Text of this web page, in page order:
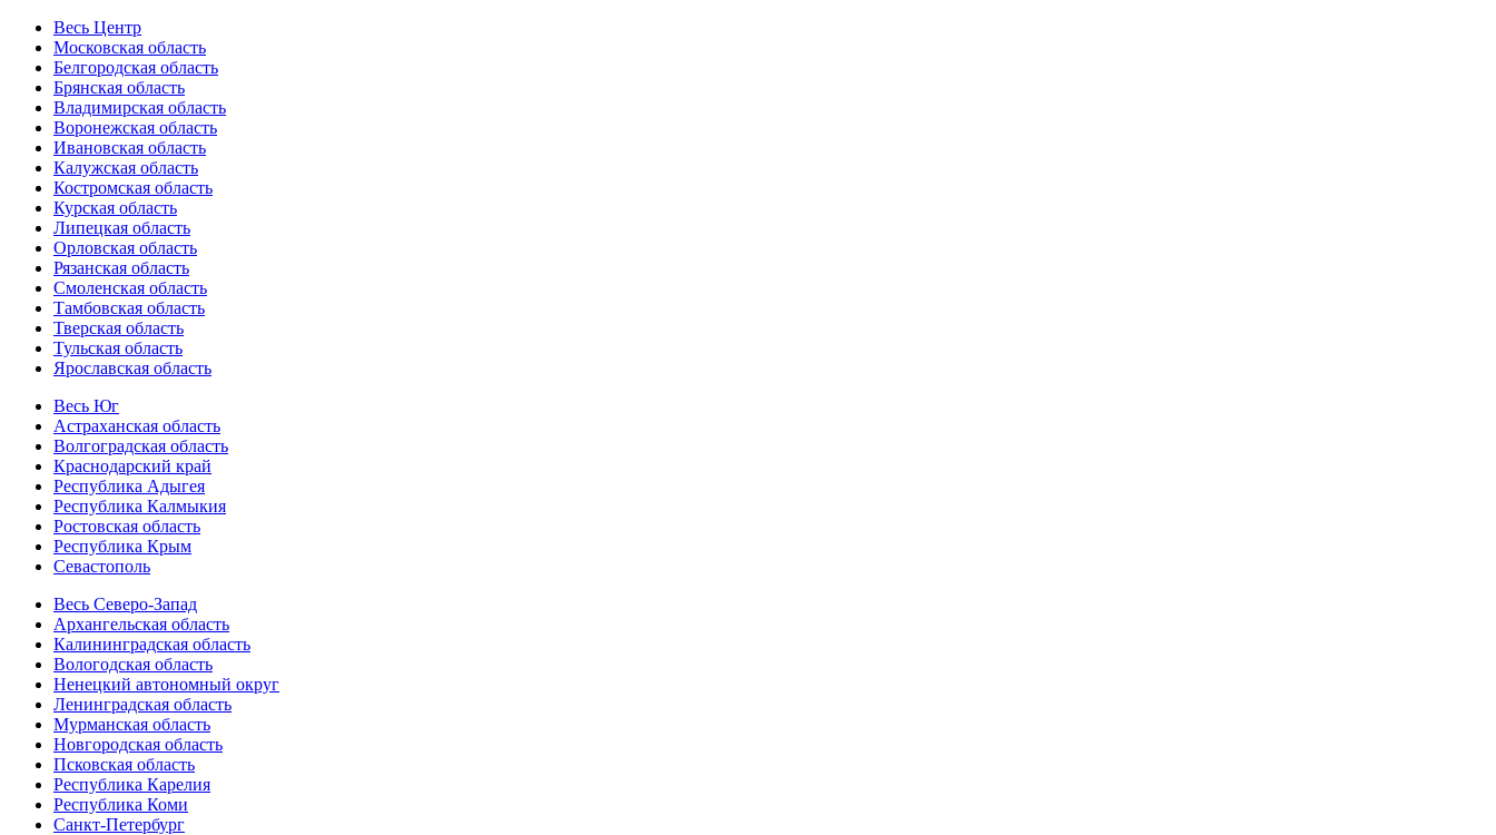
Весь Центр
Московская область
Белгородская область
Брянская область
Владимирская область
Воронежская область
Ивановская область
Калужская область
Костромская область
Курская область
Липецкая область
Орловская область
Рязанская область
Смоленская область
Тамбовская область
Тверская область
Тульская область
Ярославская область
Весь Юг
Астраханская область
Волгоградская область
Краснодарский край
Республика Адыгея
Республика Калмыкия
Ростовская область
Республика Крым
Севастополь
Весь Северо-Запад
Архангельская область
Калининградская область
Вологодская область
Ненецкий автономный округ
Ленинградская область
Мурманская область
Новгородская область
Псковская область
Республика Карелия
Республика Коми
Санкт-Петербург